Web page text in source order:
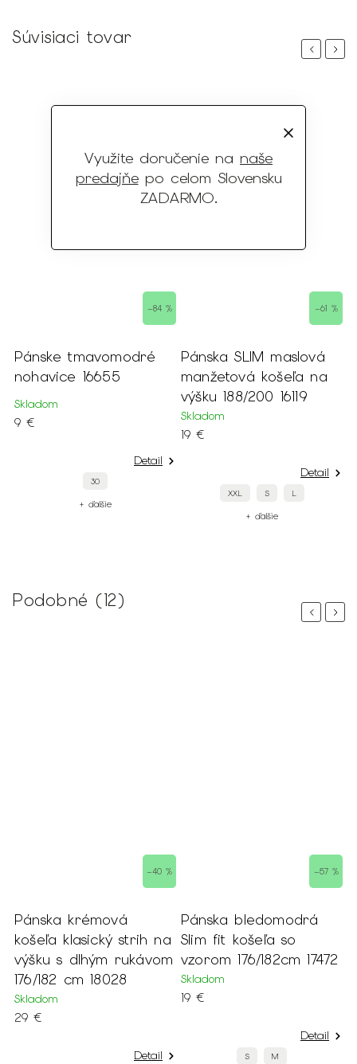
Využite doručenie na naše
predajňepo celom Slovensku
ZADARMO.
Súvisiaci tovar
Previous
–84 %
Pánske tmavomodré
nohavice 16655
Skladom
9 €
Detail
30
+ ďalšie
–61 %
Pánska SLIM maslová
manžetová košeľa na
výšku 188/200 16119
Skladom
19 €
Detail
XXL S L
+ ďalšie
Next
Podobné (12)
Previous
–40 %
Pánska krémová
košeľa klasický strih na
výšku s dlhým rukávom
176/182 cm 18028
Skladom
29 €
Detail
–57 %
Pánska bledomodrá
Slim fit košeľa so
vzorom 176/182cm 17472
Skladom
19 €
Detail
S M
Next